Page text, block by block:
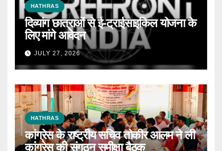
HATHRAS
दिव्यांग छात्राओं से ई-ट्राईसाइकिल योजना के
लिए मांगे आवेदन
JULY 27, 2026
HATHRAS
कांग्रेस के राष्ट्रीय सचिव तोकीर आलम ने ली
कांग्रेस की संगठन समीक्षा बैठक